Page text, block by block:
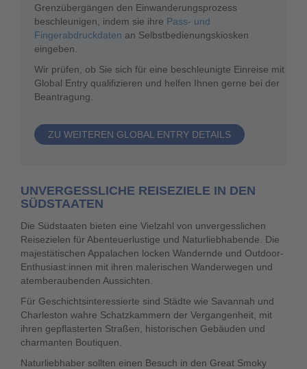
Grenzübergängen den Einwanderungsprozess
beschleunigen, indem sie ihre Pass- und
Fingerabdruckdaten an Selbstbedienungskiosken
eingeben.
Wir prüfen, ob Sie sich für eine beschleunigte Einreise mit
Global Entry qualifizieren und helfen Ihnen gerne bei der
Beantragung.
ZU WEITEREN GLOBAL ENTRY DETAILS
UNVERGESSLICHE REISEZIELE IN DEN
SÜDSTAATEN
Die Südstaaten bieten eine Vielzahl von unvergesslichen
Reisezielen für Abenteuerlustige und Naturliebhabende. Die
majestätischen Appalachen locken Wandernde und Outdoor-
Enthusiast:innen mit ihren malerischen Wanderwegen und
atemberaubenden Aussichten.
Für Geschichtsinteressierte sind Städte wie Savannah und
Charleston wahre Schatzkammern der Vergangenheit, mit
ihren gepflasterten Straßen, historischen Gebäuden und
charmanten Boutiquen.
Naturliebhaber sollten einen Besuch in den Great Smoky